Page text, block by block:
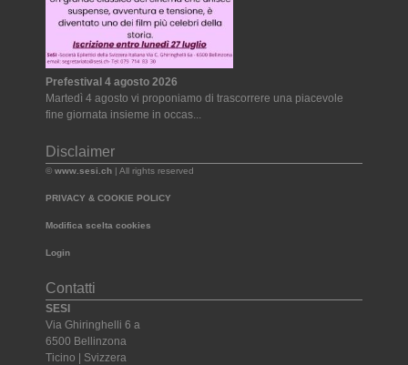
Prefestival 4 agosto 2026
Martedì 4 agosto vi proponiamo di trascorrere una piacevole
fine giornata insieme in occas...
Disclaimer
© www.sesi.ch | All rights reserved
PRIVACY & COOKIE POLICY
Modifica scelta cookies
Login
Contatti
SESI
Via Ghiringhelli 6 a
6500 Bellinzona
Ticino | Svizzera